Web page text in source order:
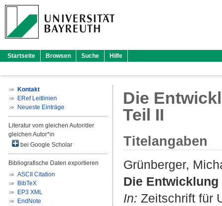
Startseite Browsen Suche Hilfe
Kontakt
ERef Leitlinien
Neueste Einträge
Literatur vom gleichen Autor/der
gleichen Autor*in
bei Google Scholar
Bibliografische Daten exportieren
ASCII Citation
BibTeX
EP3 XML
EndNote
Die
Teil II
Titelangaben
Grünberger,
Die Entwicklung
In: Zeitschrift für